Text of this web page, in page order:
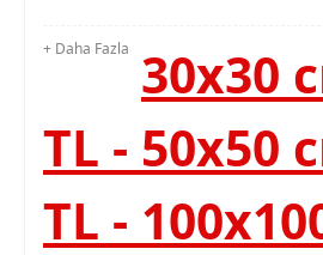
+ Daha Fazla
30x30
TL - 50x50
TL -